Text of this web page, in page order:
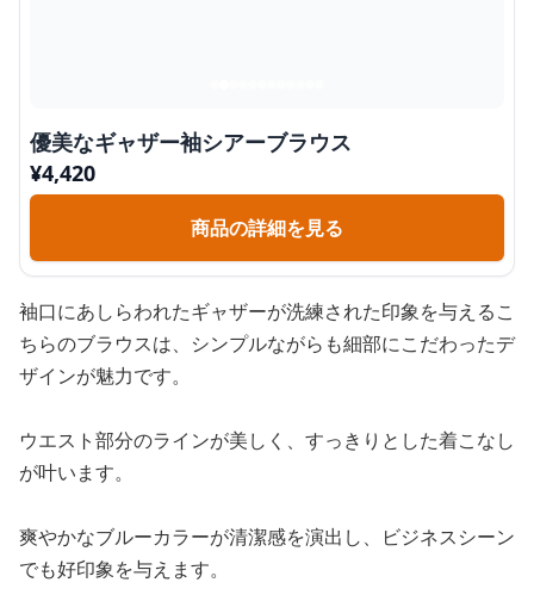
優美なギャザー袖シアーブラウス
¥4,420
商品の詳細を見る
袖口にあしらわれたギャザーが洗練された印象を与えるこ
ちらのブラウスは、シンプルながらも細部にこだわったデ
ザインが魅力です。
ウエスト部分のラインが美しく、すっきりとした着こなし
が叶います。
爽やかなブルーカラーが清潔感を演出し、ビジネスシーン
でも好印象を与えます。